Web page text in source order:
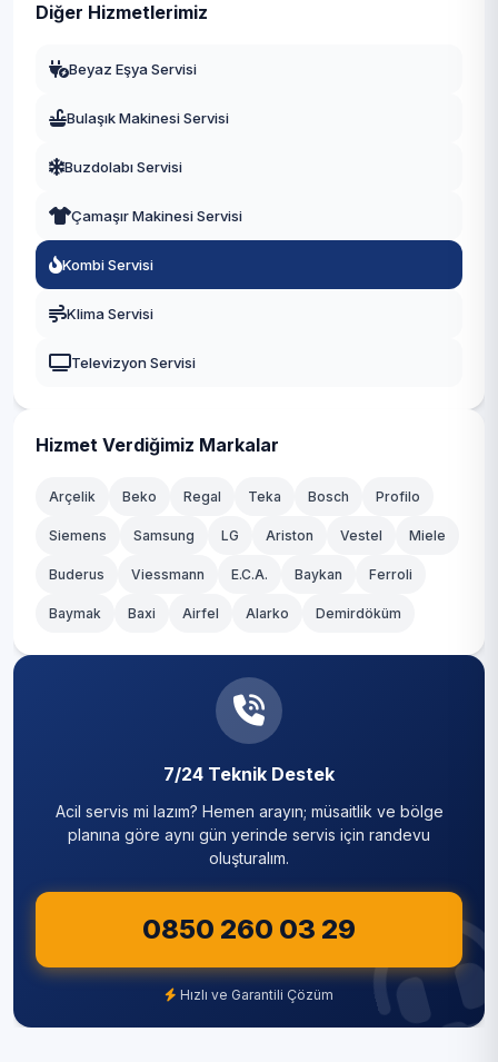
Diğer Hizmetlerimiz
Beyaz Eşya Servisi
Bulaşık Makinesi Servisi
Buzdolabı Servisi
Çamaşır Makinesi Servisi
Kombi Servisi
Klima Servisi
Televizyon Servisi
Hizmet Verdiğimiz Markalar
Arçelik Beko Regal Teka Bosch Profilo
Siemens Samsung LG Ariston Vestel Miele
Buderus Viessmann E.C.A. Baykan Ferroli
Baymak Baxi Airfel Alarko Demirdöküm
7/24 Teknik Destek
Acil servis mi lazım? Hemen arayın; müsaitlik ve bölge
planına göre aynı gün yerinde servis için randevu
oluşturalım.
0850 260 03 29
Hızlı ve Garantili Çözüm